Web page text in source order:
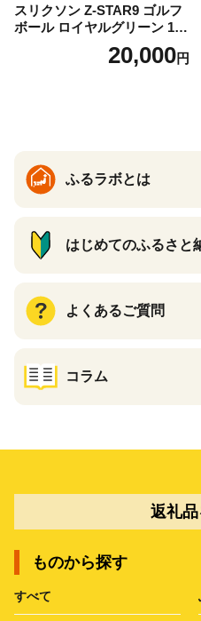
スリクソン Z-STAR9 ゴルフ
ボール ロイヤルグリーン 1ダ
ース 12球 兵庫県丹波市 ふる
20,000円
ふるラボとは
はじめてのふるさと
よくあるご質問
コラム
返礼
ものから探す
すべて